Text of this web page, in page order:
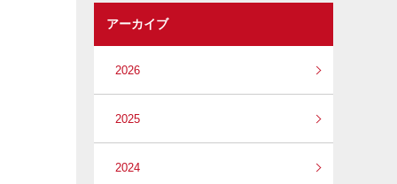
アーカイブ
2026
2025
2024